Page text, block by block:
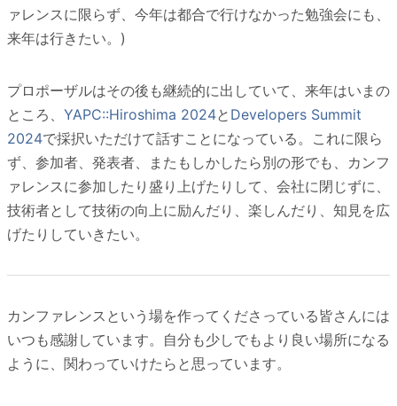
ァレンスに限らず、今年は都合で行けなかった勉強会にも、
来年は行きたい。)
プロポーザルはその後も継続的に出していて、来年はいまの
ところ、 YAPC::Hiroshima 2024と Developers Summit
2024で採択いただけて話すことになっている。これに限ら
ず、参加者、発表者、またもしかしたら別の形でも、カンフ
ァレンスに参加したり盛り上げたりして、会社に閉じずに、
技術者として技術の向上に励んだり、楽しんだり、知見を広
げたりしていきたい。
カンファレンスという場を作ってくださっている皆さんには
いつも感謝しています。自分も少しでもより良い場所になる
ように、関わっていけたらと思っています。